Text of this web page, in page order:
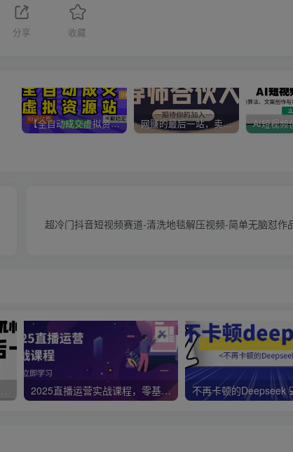
分享 收藏
【全自动成交虚拟资源站】站长唯一陪跑项目！月入10W+~长期稳定~ 网赚的最后一站，卖项目！做网赚顶级猎食者~
超冷门抖音短视频赛道-清洗地毯解压视频-简单无脑怼作
2025直播运营实战课程，零基础入门到流量优化，快速提升直播间表现 不再卡顿的Deepseek